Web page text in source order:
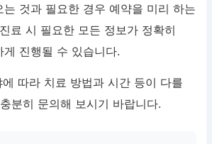
는 것과 필요한 경우 예약을 미리 하는
료 시 필요한 모든 정보가 정확히
진행될 수 있습니다.
따라 치료 방법과 시간 등이 다를
분히 문의해 보시기 바랍니다.